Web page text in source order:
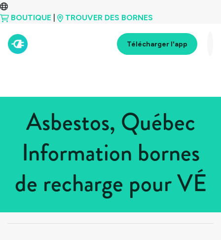
BOUTIQUE TROUVER DES BORNES
Télécharger l'app
Asbestos, Québec
Information bornes
de recharge pour VÉ
> Québec